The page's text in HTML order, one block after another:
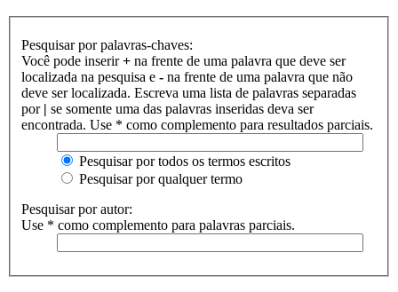
Pesquisar por palavras-chaves:
Você pode inserir+ na frente de uma palavra que deve ser
localizada na pesquisa e - na frente de uma palavra que não
deve ser localizada. Escreva uma lista de palavras separadas
por | se somente uma das palavras inseridas deva ser
encontrada. Use * como complemento para resultados parciais.
Pesquisar por todos os termos escritos
Pesquisar por qualquer termo
Pesquisar por autor:
Use * como complemento para palavras parciais.